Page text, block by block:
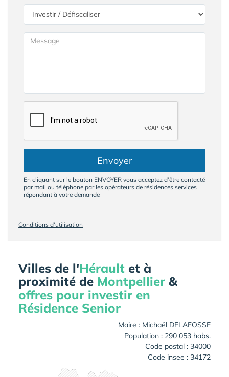
Envoyer
En cliquant sur le bouton ENVOYER vous acceptez d’être contacté
par mail ou téléphone par les opérateurs de résidences services
répondant à votre demande
Conditions d'utilisation
Villes de l'Hérault et à
proximité de Montpellier &
offres pour investir en
Résidence Senior
Maire : Michaël DELAFOSSE
Population : 290 053 habs.
Code postal : 34000
Code insee : 34172